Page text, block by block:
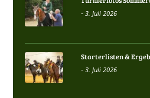
-3. Juli 2026
Starterlisten &
-3. Juli 2026